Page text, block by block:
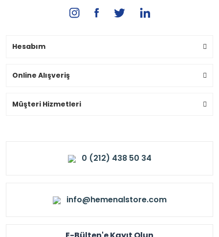
Hesabım
Online Alışveriş
Müşteri Hizmetleri
0 (212) 438 50 34
info@hemenalstore.com